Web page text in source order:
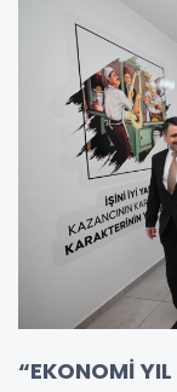
“EKONOMİ